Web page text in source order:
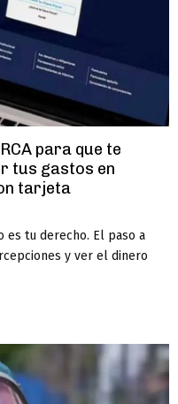
para que te
tus gastos en
tarjeta
es tu derecho. El paso a
y ver el dinero